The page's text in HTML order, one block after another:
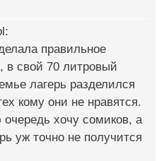
правильное
в свой 70 литровый
лагерь разделился
кому они не нравятся.
хочу сомиков, а
уж точно не получится